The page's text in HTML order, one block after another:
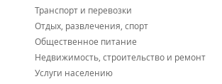
Транспорт и перевозки
Отдых, развлечения, спорт
Общественное питание
Недвижимость, строительство и ремонт
Услуги населению